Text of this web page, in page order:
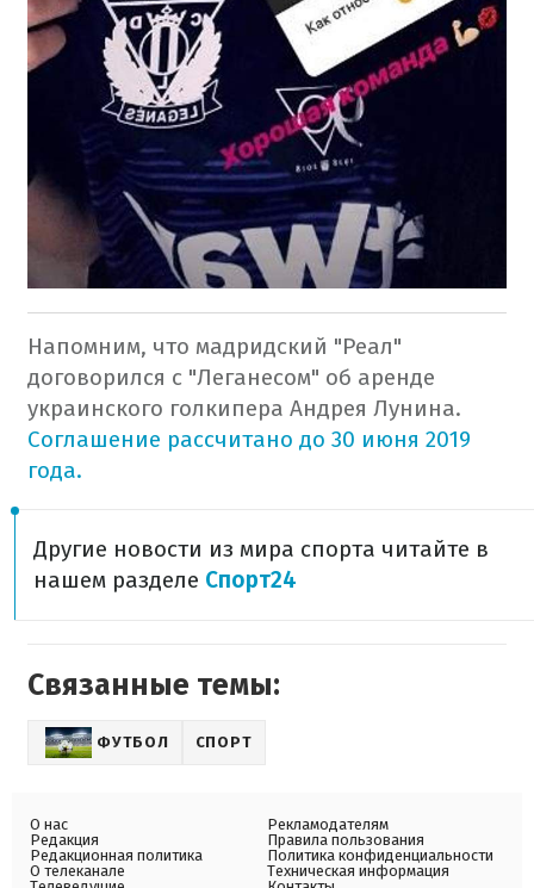
Напомним, что мадридский "Реал"
договорился с "Леганесом" об аренде
украинского голкипера Андрея Лунина.
Соглашение рассчитано до 30 июня 2019
года.
Другие новости из мира спорта читайте в
нашем разделе Спорт24
Связанные темы:
ФУТБОЛ СПОРТ
О нас
Редакция
Редакционная политика
О телеканале
Рекламодателям
Правила пользования
Политика конфиденциальности
Техническая информация